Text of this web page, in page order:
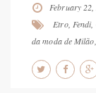
February
Etro, Fendi,
da moda de Milão